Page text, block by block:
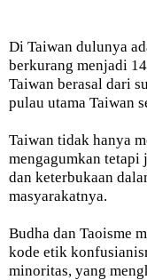
Di Taiwan dulunya
berkurang menjadi
Taiwan berasal dari
pulau utama Taiwan
Taiwan tidak hanya
mengagumkan tetapi
dan keterbukaan
masyarakatnya.
Budha dan Taoisme
kode etik
minoritas, yang